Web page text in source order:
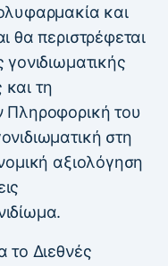
και
θα περιστρέφεται
τη
Πληροφορική του
στη
αξιολόγηση
το Διεθνές